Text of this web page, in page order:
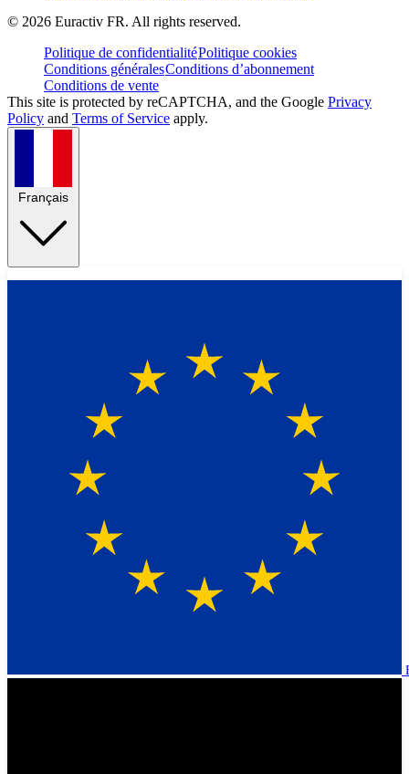
© 2026 Euractiv FR. All rights reserved.
Politique de confidentialitéPolitique cookies
Conditions généralesConditions d’abonnement
Conditions de vente
This site is protected by reCAPTCHA, and the Google Privacy
Policy and Terms of Service apply.
Français